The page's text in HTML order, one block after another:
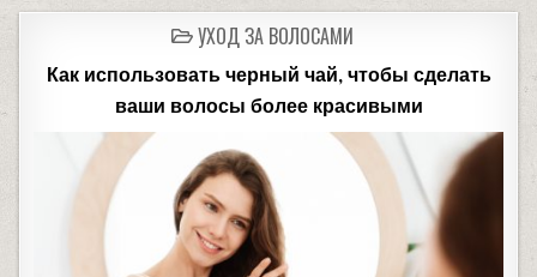
УХОД ЗА ВОЛОСАМИ
Как использовать черный чай, чтобы сделать
ваши волосы более красивыми